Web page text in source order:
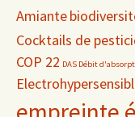
Amiante
Cocktails de
COP 22 DAS Débit